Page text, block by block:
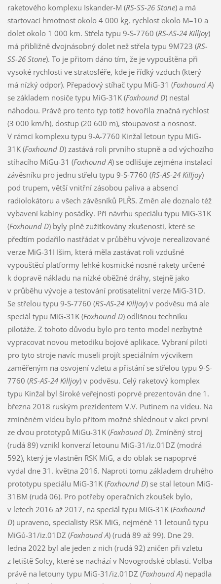
raketového komplexu Iskander-M (RS-SS-26 Stone) a má
startovací hmotnost okolo 4 000 kg, rychlost okolo M=10 a
dolet okolo 1 000 km. Střela typu 9-S-7760 (RS-AS-24 Killjoy)
má přibližně dvojnásobný dolet než střela typu 9M723 (RS-
SS-26 Stone). To je přitom dáno tím, že je vypouštěna při
vysoké rychlosti ve stratosféře, kde je řídký vzduch (který
má nízký odpor). Přepadový stíhač typu MiG-31 (Foxhound A)
se základem nosiče typu MiG-31K (Foxhound D) nestal
náhodou. Právě pro tento typ totiž hovořila značná rychlost
(3 000 km/h), dostup (20 600 m), stoupavost a nosnost.
V rámci komplexu typu 9-A-7760 Kinžal letoun typu MiG-
31K (Foxhound D) zastává roli prvního stupně a od výchozího
stíhacího MiGu-31 (Foxhound A) se odlišuje zejména instalací
závěsníku pro jednu střelu typu 9-S-7760 (RS-AS-24 Killjoy)
pod trupem, větší vnitřní zásobou paliva a absencí
radiolokátoru a všech závěsníků PLŘS. Změn ale doznalo též
vybavení kabiny posádky. Při návrhu speciálu typu MiG-31K
(Foxhound D) byly plně zužitkovány zkušenosti, které se
předtím podařilo nastřádat v průběhu vývoje nerealizované
verze MiG-31I Išim, která měla zastávat roli vzdušné
vypouštěcí platformy lehké kosmické nosné rakety určené
k dopravě nákladu na nízké oběžné dráhy, stejně jako
v průběhu vývoje a testování protisatelitní verze MiG-31D.
Se střelou typu 9-S-7760 (RS-AS-24 Killjoy) v podvěsu má ale
speciál typu MiG-31K (Foxhound D) odlišnou techniku
pilotáže. Z tohoto důvodu bylo pro tento model nezbytné
vypracovat novou metodiku bojové aplikace. Vybraní piloti
pro tyto stroje navíc museli projít speciálním výcvikem
zaměřeným na osvojení vzletu a přistání se střelou typu 9-S-
7760 (RS-AS-24 Killjoy) v podvěsu. Celý raketový komplex
typu Kinžal byl široké veřejnosti poprvé prezentován dne 1.
března 2018 ruským prezidentem V.V. Putinem na videu. Na
zmíněném videu bylo přitom možné shlédnout v akci první
ze dvou prototypů MiGu-31K (Foxhound D). Zmíněný stroj
(rudá 89) vznikl konverzí letounu MiG-31/iz.01DZ (modrá
592), který je vlastněn RSK MiG, a do oblak se napoprvé
vydal dne 31. května 2016. Naproti tomu základem druhého
prototypu speciálu MiG-31K (Foxhound D) se stal letoun MiG-
31BM (rudá 06). Pro potřeby operačních zkoušek bylo,
v letech 2016 až 2017, na speciál typu MiG-31K (Foxhound
D) upraveno, specialisty RSK MiG, nejméně 11 letounů typu
MiGů-31/iz.01DZ (Foxhound A) (rudá 89 až 99). Dne 29.
ledna 2022 byl ale jeden z nich (rudá 92) zničen při vzletu
z letiště Solcy, které se nachází v Novogrodské oblasti. Volba
právě na letouny typu MiG-31/iz.01DZ (Foxhound A) nepadla